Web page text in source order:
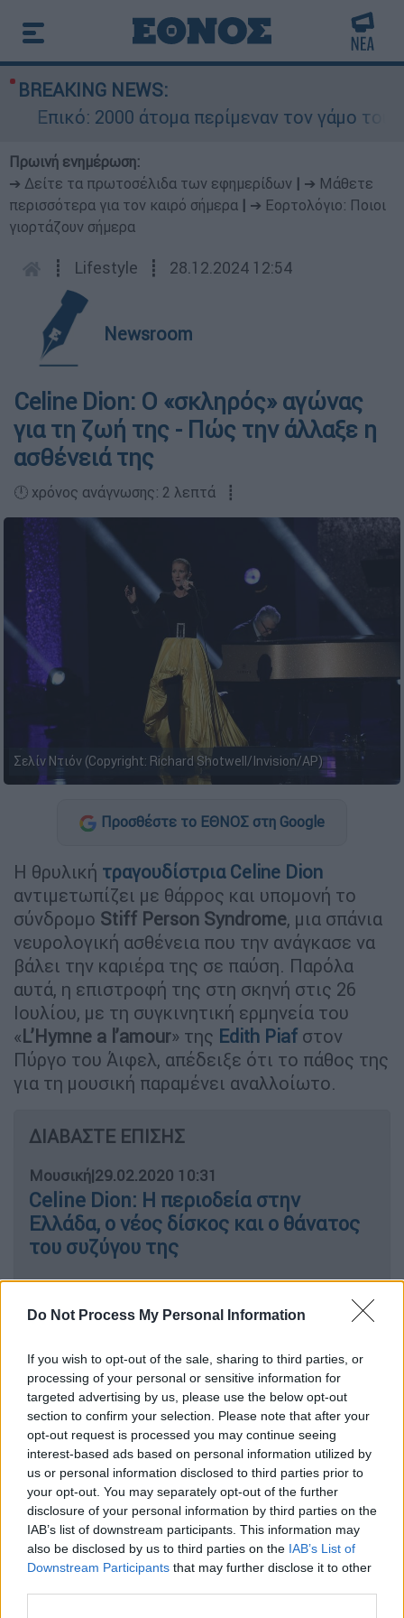
Do Not Process My Personal Information
If you wish to opt-out of the sale, sharing to third parties, or
processing of your personal or sensitive information for
targeted advertising by us, please use the below opt-out
section to confirm your selection. Please note that after your
opt-out request is processed you may continue seeing
interest-based ads based on personal information utilized by
us or personal information disclosed to third parties prior to
your opt-out. You may separately opt-out of the further
disclosure of your personal information by third parties on the
IAB’s list of downstream participants. This information may
also be disclosed by us to third parties on the IAB’s List of
Downstream Participants that may further disclose it to other
BREAKING NEWS:
Επικό: 2000 άτομα περίμεναν τον γάμο του
Πρωινή ενημέρωση:
➔ Δείτε τα πρωτοσέλιδα των εφημερίδων
➔ Μάθετε
περισσότερα για τον καιρό σήμερα
➔ Εορτολόγιο: Ποιοι
γιορτάζουν σήμερα
┋ Lifestyle ┋ 28.12.2024 12:54
Newsroom
Celine Dion: Ο «σκληρός» αγώνας
για τη ζωή της - Πώς την άλλαξε η
ασθένειά της
🕛 χρόνος ανάγνωσης: 2 λεπτά ┋
Σελίν Ντιόν (Copyright: Richard Shotwell/Invision/AP)
Προσθέστε το ΕΘΝΟΣ στη Google
Η θρυλική τραγουδίστρια Celine Dion
αντιμετωπίζει με θάρρος και υπομονή το
σύνδρομο Stiff Person Syndrome, μια σπάνια
νευρολογική ασθένεια που την ανάγκασε να
βάλει την καριέρα της σε παύση. Παρόλα
αυτά, η επιστροφή της στη σκηνή στις 26
Ιουλίου, με τη συγκινητική ερμηνεία του
«L’Hymne a l’amour» της Εdith Piaf στον
Πύργο του Άιφελ, απέδειξε ότι το πάθος της
για τη μουσική παραμένει αναλλοίωτο.
ΔΙΑΒΑΣΤΕ ΕΠΙΣΗΣ
Μουσική|29.02.2020 10:31
Celine Dion: Η περιοδεία στην
Ελλάδα, ο νέος δίσκος και ο θάνατος
του συζύγου της
Σελίν Ντιόν: Η ζωή του
ασθένεια Stiff Person Syndrome και η
ακύρωση της συναυλίας στην Ελλάδα
Από την ανακοίνωση της διάγνωσης της, τον
Απρίλιο του 2022, η Celine Dion έχει
επικεντρωθεί στην ανάρρωσή της,
αναζητώντας ισορροπία ανάμεσα στην υγεία
και την καριέρα. Παρά τις δυσκολίες, δεν
εγκαταλείπει το όνειρό της. Στο